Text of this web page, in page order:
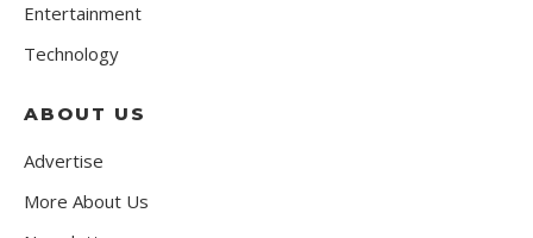
Entertainment
Technology
ABOUT US
Advertise
More About Us